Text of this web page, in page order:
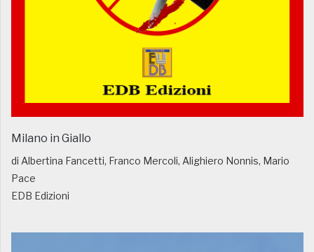
Milano in Giallo
di Albertina Fancetti, Franco Mercoli, Alighiero Nonnis, Mario
Pace
EDB Edizioni